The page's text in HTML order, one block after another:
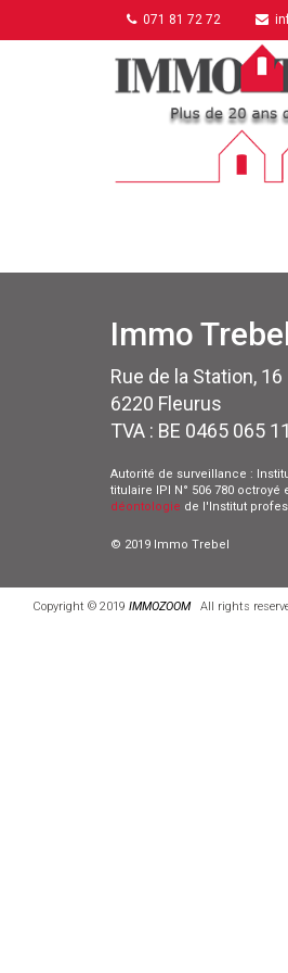
071 81 72 72
Immo
Rue de la Station, 16
6220 Fleurus
TVA : BE 0465 065
Autorité de surveillance :
titulaire IPI N° 506 780
déontologie de l'Institut
© 2019 Immo Trebel
Copyright © 2019 IMMOZOOMAll rights